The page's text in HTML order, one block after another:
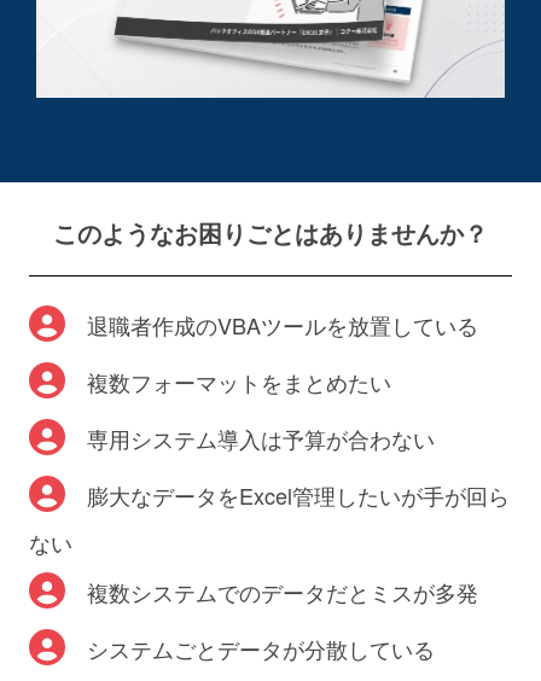
このようなお困りごとはありませんか？
退職者作成のVBAツールを放置している
複数フォーマットをまとめたい
専用システム導入は予算が合わない
膨大なデータをExcel管理したいが手が回ら
ない
複数システムでのデータだとミスが多発
システムごとデータが分散している